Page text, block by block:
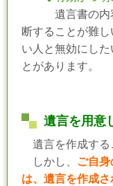
遺言書の内
断することが難
い人と無効にし
とがあります。
遺言を用意
遺言を作成する
しかし、 ご自
は、遺言を作成